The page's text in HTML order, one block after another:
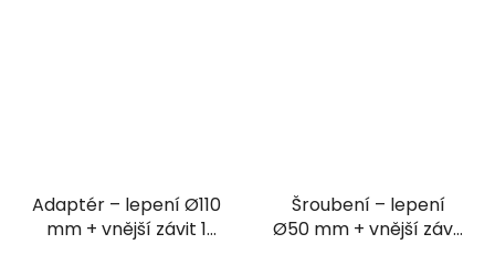
Adaptér – lepení Ø110
mm + vnější závit 1
Šroubení – lepení
Ø50 mm + vnější závit